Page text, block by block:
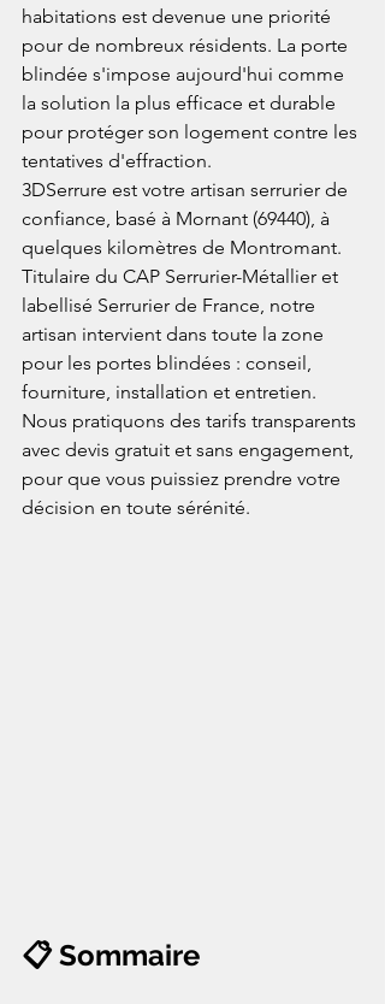
habitations est devenue une priorité
pour de nombreux résidents. La porte
blindée s'impose aujourd'hui comme
la solution la plus efficace et durable
pour protéger son logement contre les
tentatives d'effraction.
3DSerrure est votre artisan serrurier de
confiance, basé à Mornant (69440), à
quelques kilomètres de Montromant.
Titulaire du CAP Serrurier-Métallier et
labellisé Serrurier de France, notre
artisan intervient dans toute la zone
pour les portes blindées : conseil,
fourniture, installation et entretien.
Nous pratiquons des tarifs transparents
avec devis gratuit et sans engagement,
pour que vous puissiez prendre votre
décision en toute sérénité.
📋 Sommaire